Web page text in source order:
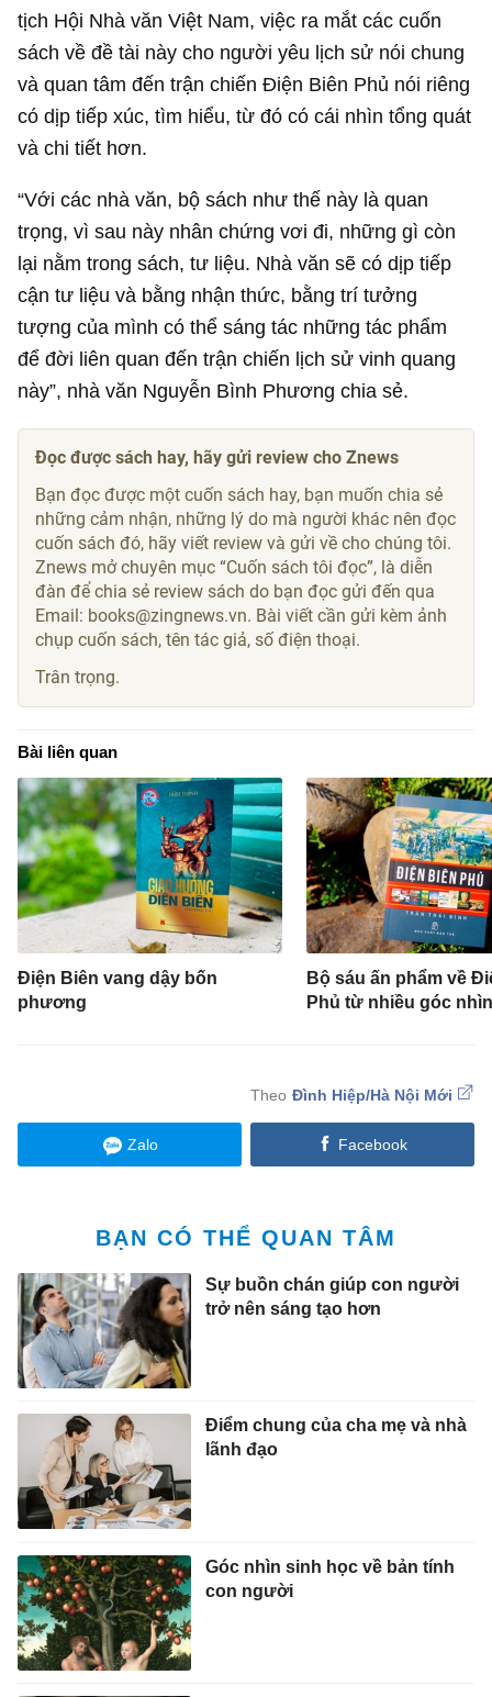
tịch Hội Nhà văn Việt Nam, việc ra mắt các cuốn
sách về đề tài này cho người yêu lịch sử nói chung
và quan tâm đến trận chiến Điện Biên Phủ nói riêng
có dịp tiếp xúc, tìm hiểu, từ đó có cái nhìn tổng quát
và chi tiết hơn.
“Với các nhà văn, bộ sách như thế này là quan
trọng, vì sau này nhân chứng vơi đi, những gì còn
lại nằm trong sách, tư liệu. Nhà văn sẽ có dịp tiếp
cận tư liệu và bằng nhận thức, bằng trí tưởng
tượng của mình có thể sáng tác những tác phẩm
để đời liên quan đến trận chiến lịch sử vinh quang
này”, nhà văn Nguyễn Bình Phương chia sẻ.
Đọc được sách hay, hãy gửi review cho Znews
Bạn đọc được một cuốn sách hay, bạn muốn chia sẻ
những cảm nhận, những lý do mà người khác nên đọc
cuốn sách đó, hãy viết review và gửi về cho chúng tôi.
Znews mở chuyên mục “Cuốn sách tôi đọc”, là diễn
đàn để chia sẻ review sách do bạn đọc gửi đến qua
Email: books@zingnews.vn. Bài viết cần gửi kèm ảnh
chụp cuốn sách, tên tác giả, số điện thoại.
Trân trọng.
Bài liên quan
Điện Biên vang dậy bốn
phương
Bộ sáu ấn phẩm về
Phủ từ nhiều góc nhìn
Đình Hiệp/Hà Nội Mới
Zalo Facebook
BẠN CÓ THỂ QUAN TÂM
Sự buồn chán giúp con người
trở nên sáng tạo hơn
Điểm chung của cha mẹ và nhà
lãnh đạo
Góc nhìn sinh học về bản tính
con người